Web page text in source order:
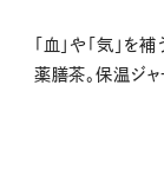
「血」や「気」
薬膳茶。保温ジ